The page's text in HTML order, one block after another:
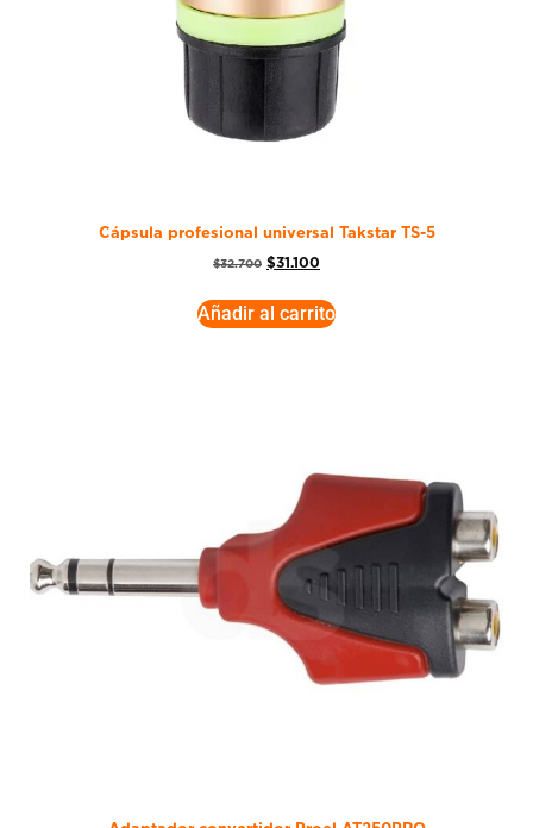
Cápsula profesional universal Takstar TS-5
$32.700 $31.100
Añadir al carrito